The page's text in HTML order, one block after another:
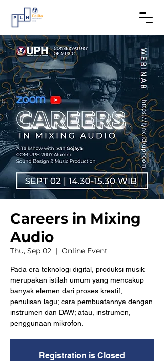
Careers in Mixing
Audio
Thu, Sep 02
  |
Online Event
Pada era teknologi digital, produksi musik
merupakan istilah umum yang mencakup
banyak elemen dari proses kreatif,
penulisan lagu; cara pembuatannya dengan
instrumen dan DAW; atau, instrumen,
penggunaan mikrofon.
Registration is Closed